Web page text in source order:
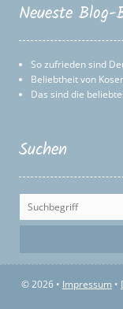
Neueste Blog-
So zufrieden sind
Beliebtheit von
Das sind die
Suchen
© 2026 • Impressum •